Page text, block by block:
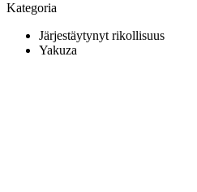
Kategoria
Järjestäytynyt rikollisuus
Yakuza